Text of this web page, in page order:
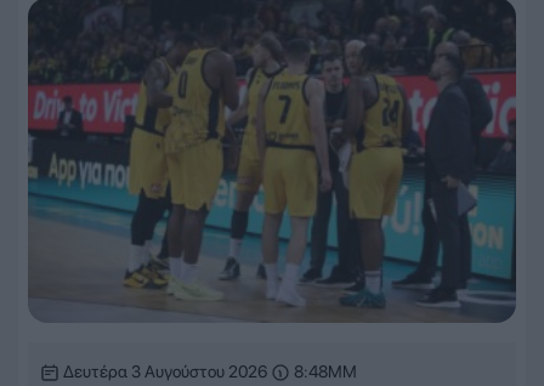
Δευτέρα 3 Αυγούστου 2026 8:48ΜΜ